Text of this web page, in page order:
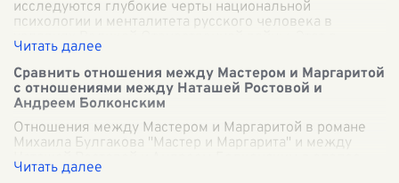
исследуются глубокие черты национальной
психологии и менталитета русского человека в
условиях Великой Отечественной войны. Этот р
Сравнить отношения между Мастером и Маргаритой
с отношениями между Наташей Ростовой и
Андреем Болконским
Отношения между Мастером и Маргаритой в романе
Михаила Булгакова "Мастер и Маргарита" и между
Наташей Ростовой и Андреем Болконским в эпопее
Льва Толстого "Война и мир" представляю